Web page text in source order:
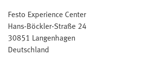
Festo Experience Center
Hans-Böckler-Straße 24
30851 Langenhagen
Deutschland